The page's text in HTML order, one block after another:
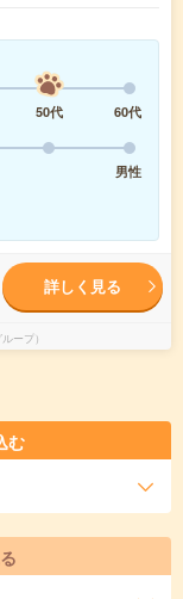
50代
60代
男性
詳しく見る
ープ）
む